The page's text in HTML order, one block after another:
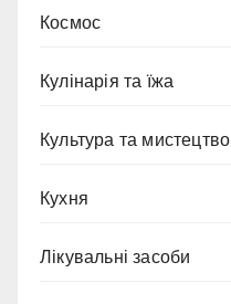
Космос
Кулінарія та їжа
Культура та мистецтво
Кухня
Лікувальні засоби